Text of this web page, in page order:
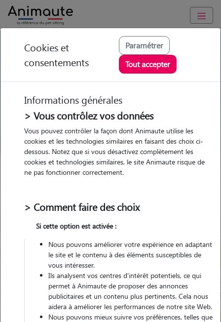
GARDE ANIMAUX à Moisdon-la-Rivière : Garde chien et chat
en famille ou à domicile, visites et promenades
Trouvez une garde animaux à
Moisdon-la-Rivière
Parmi nos 6 pet-sitters à Moisdon-
la-Rivière
Pour quel animal ?
Trouver mon Pet Sitter
Cookies et
consentements
Paramétrer
Tout accepter
Informations générales
> Vous contrôlez vos données
Vous pouvez contrôler la façon dont Animaute utilise les
cookies et les technologies similaires en faisant des choix ci-
dessous. Notez que si vous désactivez complètement les
cookies et technologies similaires, le site Animaute risque de
ne pas fonctionner correctement.
> Comment faire des choix
Si cette option est activée :
Nous pouvons améliorer votre expérience en adaptant
le site et le contenu à des éléments susceptibles de
vous intéresser.
Ils analysent vos centres d'intérêt potentiels, ce qui
permet à Animaute de proposer des annonces
publicitaires et un contenu plus pertinents. Cela nous
aidera à améliorer les performances de notre site Web.
Nous pouvons mieux suivre vos préférences, telles que